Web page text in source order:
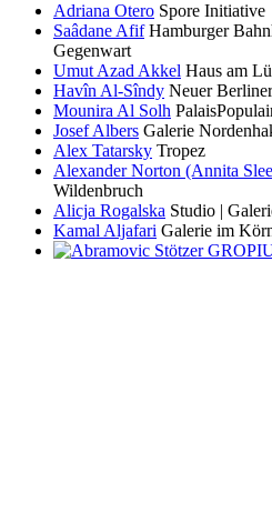
Adriana Otero Spore Initiative
Saâdane Afif Hamburger
Gegenwart
Umut Azad Akkel Haus am
Havîn Al-Sîndy Neuer
Mounira Al Solh
Josef Albers Galerie
Alex Tatarsky Tropez
Alexander Norton (Annita
Wildenbruch
Alicja Rogalska Studio |
Kamal Aljafari Galerie im